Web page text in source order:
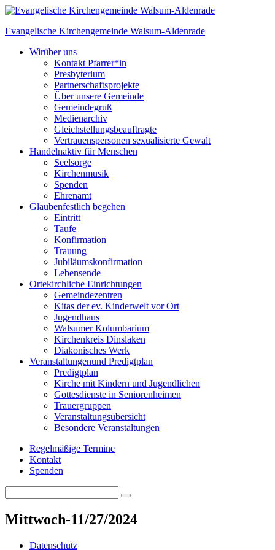
Skip
content
Evangelische Kirchengemeinde Walsum-Aldenrade
Wirüber uns
Kontakt Pfarrer*in
Presbyterium
Partnerschaftsprojekte
Über unsere Gemeinde
Gemeindegruß
Medienarchiv
Gleichstellungs­beauftragte
Vertrauenspersonen sexualisierte Gewalt
Handelnaktiv für Menschen
Seelsorge
Kirchenmusik
Spenden
Ehrenamt
Glaubenfestlich begehen
Eintritt
Taufe
Konfirmation
Trauung
Jubiläumskonfirmation
Lebensende
Ortekirchliche Einrichtungen
Gemeindezentren
Kitas der ev. Kinderwelt vor Ort
Jugendhaus
Walsumer Kolumbarium
Kirchenkreis Dinslaken
Diakonisches Werk
Veranstaltungenund Predigtplan
Predigtplan
Kirche mit Kindern und Jugendlichen
Gottesdienste in Seniorenheimen
Trauergruppen
Veranstaltungsübersicht
Besondere Veranstaltungen
Regelmäßige Termine
Kontakt
Spenden
for:
Search
Mittwoch-11/27/2024
Datenschutz